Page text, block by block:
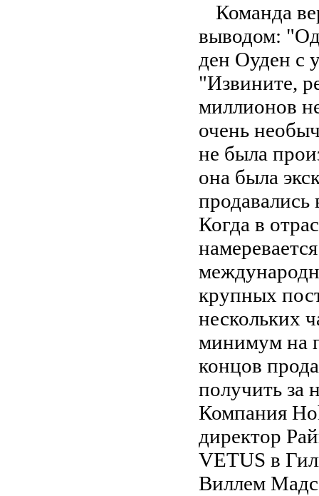
Команда
выводом:
ден Оуден с
"Извините,
миллионов
очень
не была
она была
Когда в
крупных
нескольких
минимум на
концов
получить за
Компания
директор
VETUS в
Виллем